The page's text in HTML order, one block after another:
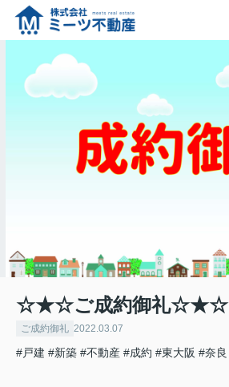
☆★☆ご成約御礼☆★☆
ご成約御礼 2022.03.07
#戸建 #新築 #不動産 #成約 #東大阪 #奈良